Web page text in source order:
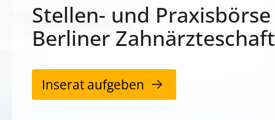
Stellen- und
Berliner Zahnärzteschaft
Inserat aufgeben